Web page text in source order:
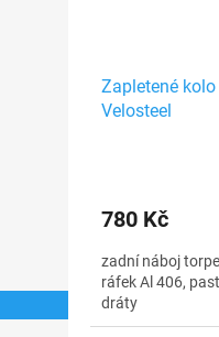
Zapletené
Velosteel
780 Kč
zadní náboj
ráfek Al 406,
dráty